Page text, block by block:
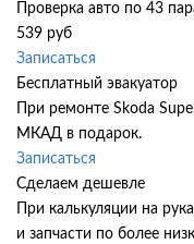
Проверка авто по 43
539 руб
Записаться
Бесплатный эвакуатор
При ремонте Skoda
МКАД в подарок.
Записаться
Сделаем дешевле
При калькуляции на
и запчасти по более